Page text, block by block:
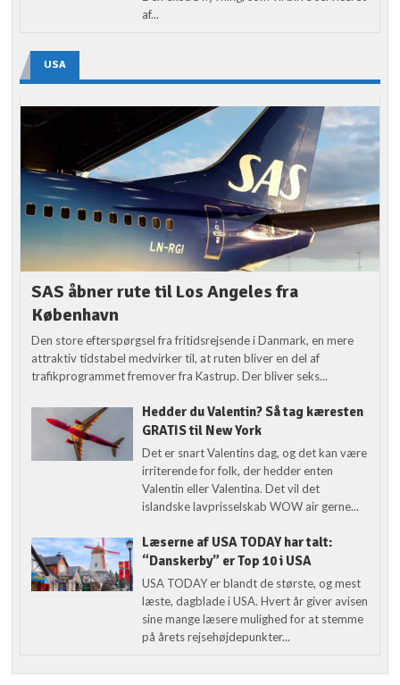
af...
USA
SAS åbner rute til Los Angeles fra
København
Den store efterspørgsel fra fritidsrejsende i Danmark, en mere
attraktiv tidstabel medvirker til, at ruten bliver en del af
trafikprogrammet fremover fra Kastrup. Der bliver seks...
Hedder du Valentin? Så tag kæresten
GRATIS til New York
Det er snart Valentins dag, og det kan være
irriterende for folk, der hedder enten
Valentin eller Valentina. Det vil det
islandske lavprisselskab WOW air gerne...
Læserne af USA TODAY har talt:
“Danskerby” er Top 10 i USA
USA TODAY er blandt de største, og mest
læste, dagblade i USA. Hvert år giver avisen
sine mange læsere mulighed for at stemme
på årets rejsehøjdepunkter...